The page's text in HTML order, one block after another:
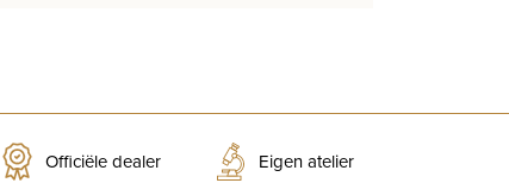
Officiële dealer Eigen atelier